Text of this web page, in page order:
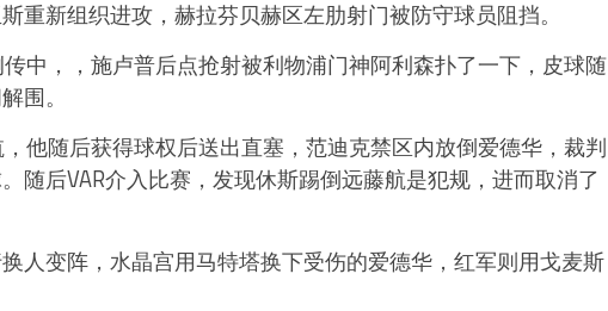
重新组织进攻，赫拉芬贝赫区左肋射门被防守球员阻挡。
中，，施卢普后点抢射被利物浦门神阿利森扑了一下，皮球随
围。
他随后获得球权后送出直塞，范迪克禁区内放倒爱德华，裁判
随后VAR介入比赛，发现休斯踢倒远藤航是犯规，进而取消了
人变阵，水晶宫用马特塔换下受伤的爱德华，红军则用戈麦斯